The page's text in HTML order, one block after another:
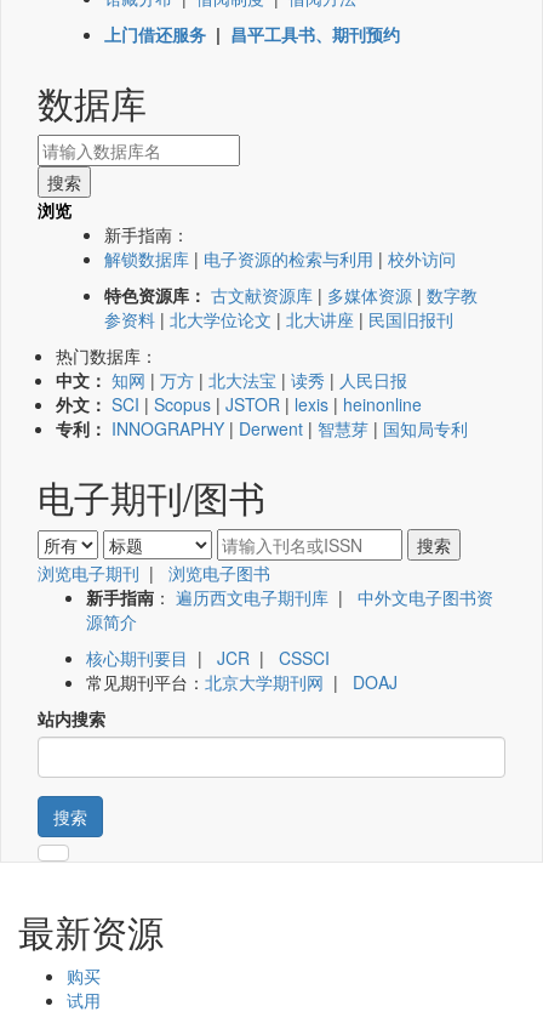
上门借还服务 | 昌平工具书、期刊预约
数据库
浏览
新手指南：
解锁数据库 | 电子资源的检索与利用 | 校外访问
特色资源库： 古文献资源库 | 多媒体资源 | 数字教
参资料 | 北大学位论文 | 北大讲座 | 民国旧报刊
热门数据库：
中文： 知网 | 万方 | 北大法宝 | 读秀 | 人民日报
外文： SCI | Scopus | JSTOR | lexis | heinonline
专利： INNOGRAPHY | Derwent | 智慧芽 | 国知局专利
电子期刊/图书
浏览电子期刊 | 浏览电子图书
新手指南 ： 遍历西文电子期刊库 | 中外文电子图书资
源简介
核心期刊要目 | JCR | CSSCI
常见期刊平台： 北京大学期刊网 | DOAJ
站内搜索
搜索
最新资源
购买
试用